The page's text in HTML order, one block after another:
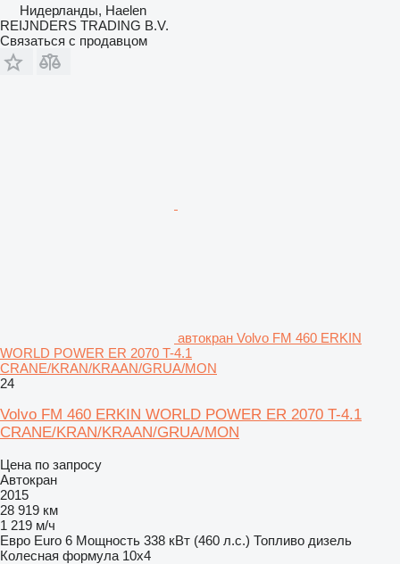
Нидерланды, Haelen
REIJNDERS TRADING B.V.
Связаться с продавцом
автокран Volvo FM 460 ERKIN
WORLD POWER ER 2070 T-4.1
CRANE/KRAN/KRAAN/GRUA/MON
24
Volvo FM 460 ERKIN WORLD POWER ER 2070 T-4.1
CRANE/KRAN/KRAAN/GRUA/MON
Цена по запросу
Автокран
2015
28 919 км
1 219 м/ч
Евро Euro 6 Мощность 338 кВт (460 л.с.) Топливо дизель
Колесная формула 10x4